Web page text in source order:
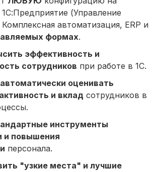
(Управление
автоматизация, ERP и
формах.
эффективность и
сотрудников при работе в 1С.
автоматически оценивать
и вклад сотрудников в
инструменты
и повышения
персонала.
"узкие места" и лучшие